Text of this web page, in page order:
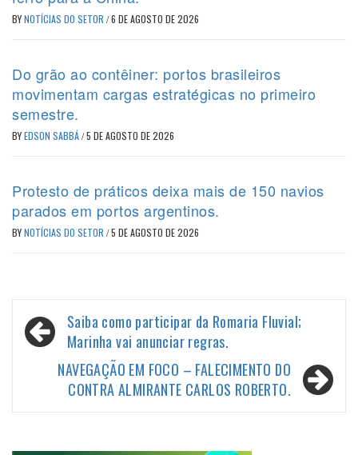
BYNOTÍCIAS DO SETOR /6 DE AGOSTO DE 2026
Do grão ao contêiner: portos brasileiros
movimentam cargas estratégicas no primeiro
semestre.
BYEDSON SABBÁ/5 DE AGOSTO DE 2026
Protesto de práticos deixa mais de 150 navios
parados em portos argentinos.
BYNOTÍCIAS DO SETOR /5 DE AGOSTO DE 2026
Navegação
de
Post
Saiba como participar da Romaria Fluvial;
Marinha vai anunciar regras.
NAVEGAÇÃO EM FOCO – FALECIMENTO DO
CONTRA ALMIRANTE CARLOS ROBERTO.